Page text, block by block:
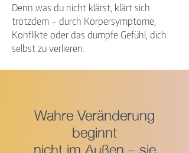
Denn was du nicht klärst, klärt sich
trotzdem – durch Körpersymptome,
Konflikte oder das dumpfe Gefühl, dich
selbst zu verlieren.
Wahre Veränderung
beginnt